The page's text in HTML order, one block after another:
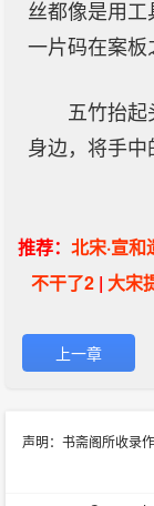
丝都像是用
一片码在案板
五竹抬起
身边，将手中
推荐： 北宋·宣
不干了2| 大宋
上一章
声明：书斋阁所收录